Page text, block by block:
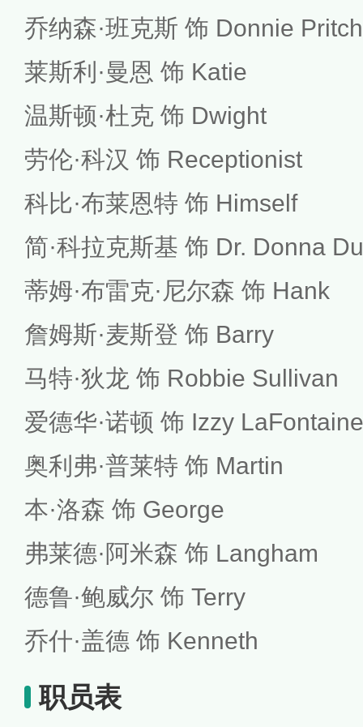
乔纳森·班克斯 饰 Donnie
莱斯利·曼恩 饰 Katie
温斯顿·杜克 饰 Dwight
劳伦·科汉 饰 Receptionist
科比·布莱恩特 饰 Himself
简·科拉克斯基 饰 Dr. Donna
蒂姆·布雷克·尼尔森 饰 Hank
詹姆斯·麦斯登 饰 Barry
马特·狄龙 饰 Robbie Sullivan
爱德华·诺顿 饰 Izzy LaFontaine
奥利弗·普莱特 饰 Martin
本·洛森 饰 George
弗莱德·阿米森 饰 Langham
德鲁·鲍威尔 饰 Terry
乔什·盖德 饰 Kenneth
职员表